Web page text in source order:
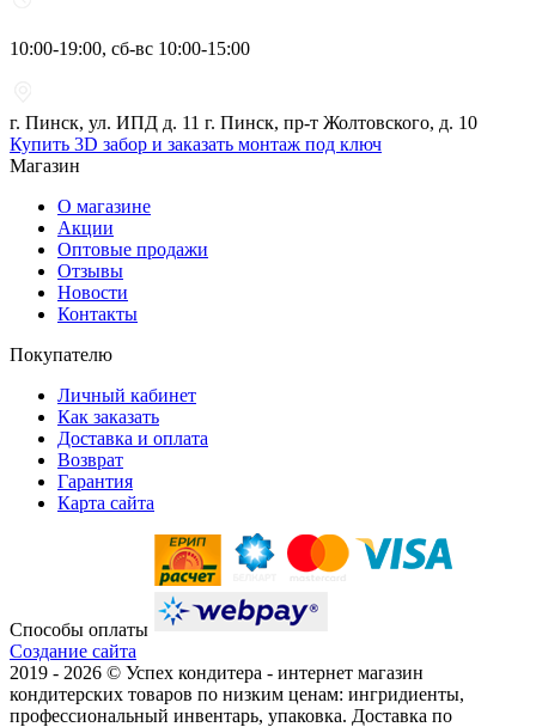
10:00-19:00, сб-вс 10:00-15:00
г. Пинск, ул. ИПД д. 11 г. Пинск, пр-т Жолтовского, д. 10
Купить 3D забор и заказать монтаж под ключ
Магазин
О магазине
Акции
Оптовые продажи
Отзывы
Новости
Контакты
Покупателю
Личный кабинет
Как заказать
Доставка и оплата
Возврат
Гарантия
Карта сайта
Способы оплаты
Создание сайта
2019 - 2026 © Успех кондитера - интернет магазин
кондитерских товаров по низким ценам: ингридиенты,
профессиональный инвентарь, упаковка. Доставка по